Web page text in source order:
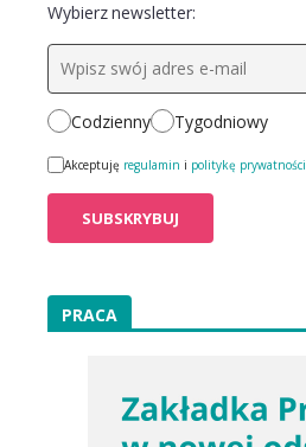
Wybierz newsletter:
Codzienny Tygodniowy
Akceptuję regulamin i politykę prywatności
PRACA